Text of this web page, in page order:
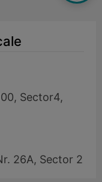
Sector4,
26A, Sector 2